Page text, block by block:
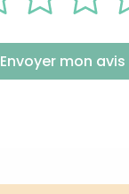
Envoyer mon avis